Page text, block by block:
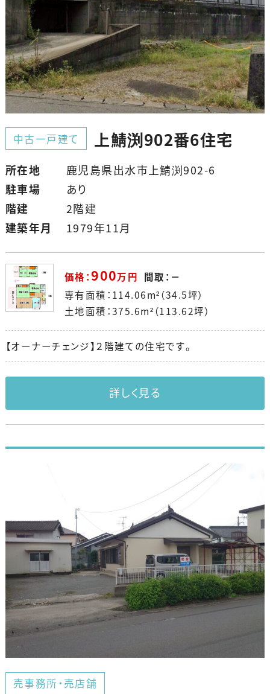
中古一戸建て 上鯖渕902番6住宅
所在地
鹿児島県出水市上鯖渕902-6
駐車場
あり
階建
2階建
建築年月
1979年11月
価格：900万円 間取：－
専有面積：114.06m²（34.5坪）
土地面積：375.6m²（113.62坪）
【オーナーチェンジ】２階建ての住宅です。
詳しく見る
売事務所・売店舗